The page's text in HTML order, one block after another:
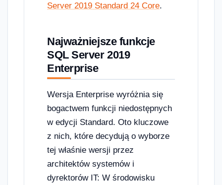
Server 2019 Standard 24 Core.
Najważniejsze funkcje
SQL Server 2019
Enterprise
Wersja Enterprise wyróżnia się
bogactwem funkcji niedostępnych
w edycji Standard. Oto kluczowe
z nich, które decydują o wyborze
tej właśnie wersji przez
architektów systemów i
dyrektorów IT: W środowisku